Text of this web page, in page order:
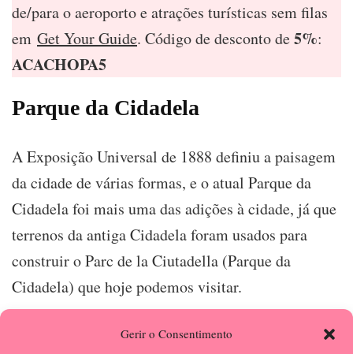
Gerir o Consentimento
de/para o aeroporto e atrações turísticas sem filas
em Get Your Guide. Código de desconto de5%:
ACACHOPA5
Parque da Cidadela
A Exposição Universal de 1888 definiu a paisagem
da cidade de várias formas, e o atual Parque da
Cidadela foi mais uma das adições à cidade, já que
terrenos da antiga Cidadela foram usados para
construir o Parc de la Ciutadella (Parque da
Cidadela) que hoje podemos visitar.
Fontserè projetou jardins amplos, sob o lema “os